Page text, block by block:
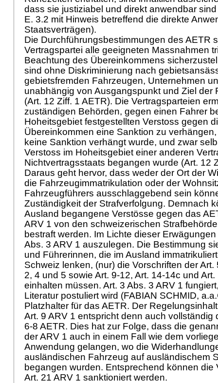
dass sie justiziabel und direkt anwendbar
E. 3.2 mit Hinweis betreffend die direkte
Staatsverträgen).
Die Durchführungsbestimmungen des AETR
Vertragspartei alle geeigneten Massnahmen
Beachtung des Übereinkommens
sind ohne Diskriminierung nach
gebietsfremden Fahrzeugen, Unternehmen
unabhängig von Ausgangspunkt und Ziel der
(Art. 12 Ziff. 1 AETR). Die Vertragsparteien
zuständigen Behörden, gegen einen Fahrer
Hoheitsgebiet festgestellten Verstoss gegen
Übereinkommen eine Sanktion zu
keine Sanktion verhängt wurde, und zwar
Verstoss im Hoheitsgebiet einer anderen
Nichtvertragsstaats begangen wurde (Art. 12
Daraus geht hervor, dass weder der Ort der
die Fahrzeugimmatrikulation oder der
Fahrzeugführers ausschlaggebend sein
Zuständigkeit der Strafverfolgung. Demnach
Ausland begangene Verstösse gegen das
ARV 1 von den schweizerischen
bestraft werden. Im Lichte dieser
Abs. 3 ARV 1 auszulegen. Die Bestimmung
und Führerinnen, die im Ausland
Schweiz lenken, (nur) die Vorschriften der Art.
2, 4 und 5 sowie Art. 9-12, Art. 14-14c und Art.
einhalten müssen. Art. 3 Abs. 3 ARV 1
Literatur postuliert wird (FABIAN SCHMID,
Platzhalter für das AETR. Der
Art. 9 ARV 1 entspricht denn auch vollständig
6-8 AETR. Dies hat zur Folge, dass die
der ARV 1 auch in einem Fall wie dem
Anwendung gelangen, wo die
ausländischen Fahrzeug auf ausländischem
begangen wurden. Entsprechend können die
Art. 21 ARV 1 sanktioniert werden.